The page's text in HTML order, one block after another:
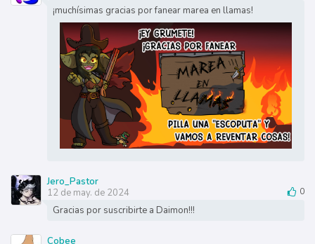
¡muchísimas gracias por fanear marea en llamas!
Jero_Pastor
12 de may. de 2024
0
Gracias por suscribirte a Daimon!!!
Cobee